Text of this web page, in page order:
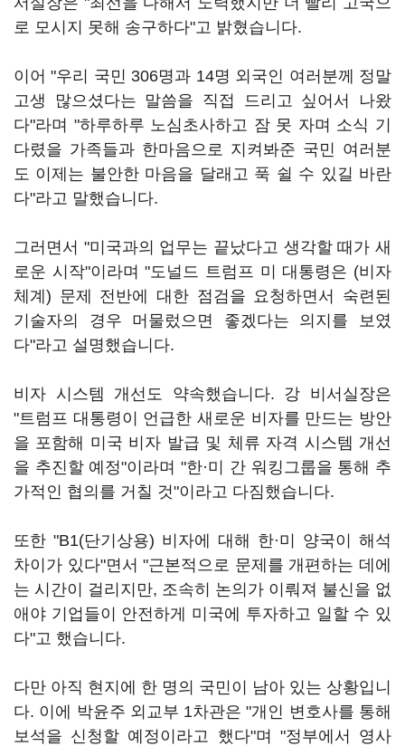
로 모시지 못해 송구하다"고 밝혔습니다.
이어 "우리 국민 306명과 14명 외국인 여러분께 정말
고생 많으셨다는 말씀을 직접 드리고 싶어서 나왔
다"라며 "하루하루 노심초사하고 잠 못 자며 소식 기
다렸을 가족들과 한마음으로 지켜봐준 국민 여러분
도 이제는 불안한 마음을 달래고 푹 쉴 수 있길 바란
다"라고 말했습니다.
그러면서 "미국과의 업무는 끝났다고 생각할 때가 새
로운 시작"이라며 "도널드 트럼프 미 대통령은 (비자
체계) 문제 전반에 대한 점검을 요청하면서 숙련된
기술자의 경우 머물렀으면 좋겠다는 의지를 보였
다"라고 설명했습니다.
비자 시스템 개선도 약속했습니다. 강 비서실장은
"트럼프 대통령이 언급한 새로운 비자를 만드는 방안
을 포함해 미국 비자 발급 및 체류 자격 시스템 개선
을 추진할 예정"이라며 "한·미 간 워킹그룹을 통해 추
가적인 협의를 거칠 것"이라고 다짐했습니다.
또한 "B1(단기상용) 비자에 대해 한·미 양국이 해석
차이가 있다"면서 "근본적으로 문제를 개편하는 데에
는 시간이 걸리지만, 조속히 논의가 이뤄져 불신을 없
애야 기업들이 안전하게 미국에 투자하고 일할 수 있
다"고 했습니다.
다만 아직 현지에 한 명의 국민이 남아 있는 상황입니
다. 이에 박윤주 외교부 1차관은 "개인 변호사를 통해
보석을 신청할 예정이라고 했다"며 "정부에서 영사